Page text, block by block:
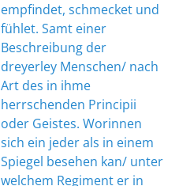
empfindet, schmecket und
fühlet. Samt einer
Beschreibung der
dreyerley Menschen/ nach
Art des in ihme
herrschenden Principii
oder Geistes. Worinnen
sich ein jeder als in einem
Spiegel besehen kan/ unter
welchem Regiment er in